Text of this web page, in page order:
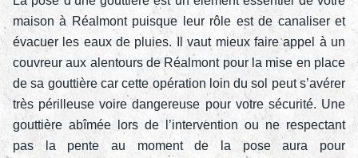
maison à Réalmont puisque leur rôle est de canaliser et
évacuer les eaux de pluies. Il vaut mieux faire appel à un
couvreur aux alentours de Réalmont pour la mise en place
de sa gouttière car cette opération loin du sol peut s’avérer
très périlleuse voire dangereuse pour votre sécurité. Une
gouttière abîmée lors de l’intervention ou ne respectant
pas la pente au moment de la pose aura pour